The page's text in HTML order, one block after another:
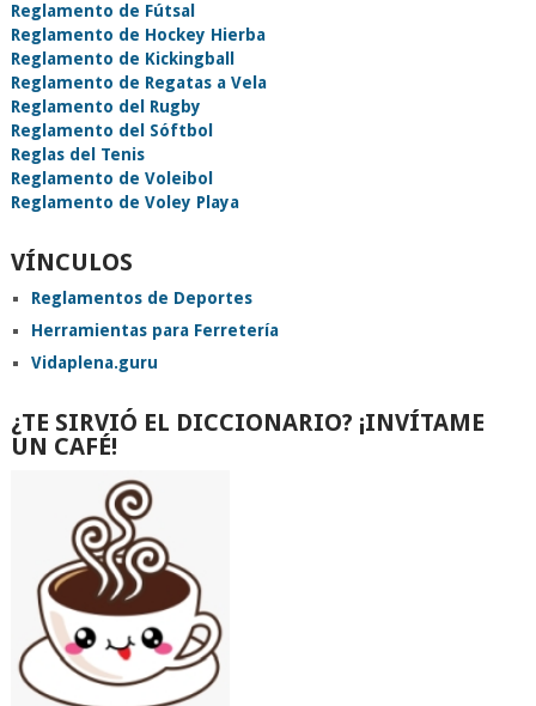
Reglamento de Fútsal
Reglamento de Hockey Hierba
Reglamento de Kickingball
Reglamento de Regatas a Vela
Reglamento del Rugby
Reglamento del Sóftbol
Reglas del Tenis
Reglamento de Voleibol
Reglamento de Voley Playa
VÍNCULOS
Reglamentos de Deportes
Herramientas para Ferretería
Vidaplena.guru
¿TE SIRVIÓ EL DICCIONARIO? ¡INVÍTAME
UN CAFÉ!